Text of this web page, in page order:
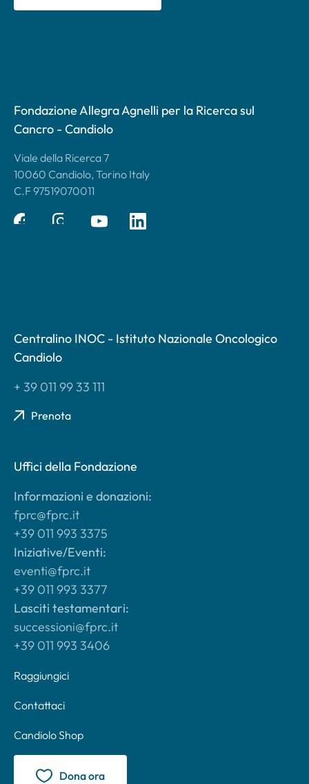
Fondazione Allegra Agnelli per la Ricerca sul
Cancro - Candiolo
Viale della Ricerca 7
10060 Candiolo, Torino Italy
C.F 97519070011
Centralino INOC - Istituto Nazionale Oncologico
Candiolo
+ 39 011 99 33 111
Prenota
Uffici della Fondazione
Informazioni e donazioni:
fprc@fprc.it
+39 011 993 3375
Iniziative/Eventi:
eventi@fprc.it
+39 011 993 3377
Lasciti testamentari:
successioni@fprc.it
+39 011 993 3406
Raggiungici
Contattaci
Candiolo Shop
Dona ora